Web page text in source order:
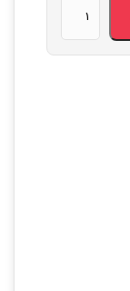
قرص
لاغری
ایزی